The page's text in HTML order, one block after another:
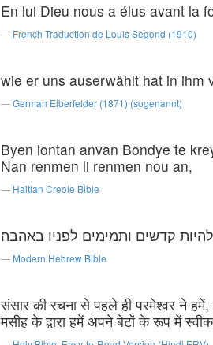
En lui Dieu nous a élus avant la
French Traduction de Louis Segond (1910)
wie er uns auserwählt hat in ihm
German Elberfelder (1871) (sogenannt)
Byen lontan anvan Bondye te
Nan renmen li renmen nou an,
Haitian Creole Bible
קדשים ותמימים לפניו באהבה׃
Modern Hebrew Bible
संसार की रचना से पहले ही परमेश्वर ने
मसीह के द्वारा हमें अपने बेटों के रूप में